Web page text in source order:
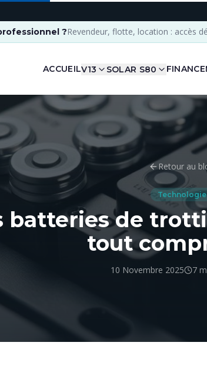
?Revendeur, flotte, location : accès
ACCUEILV13 SOLAR S80
Retour au
Technologie
batteries de
tout
10 Novembre 2025 7